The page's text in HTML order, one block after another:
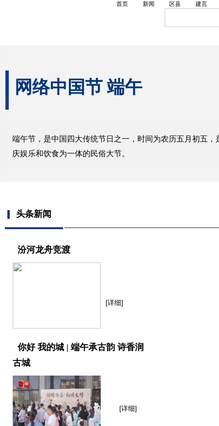
首页 新闻 区县 建言
网络中国节 端午
端午节，是中国四大传统节日之一，时间为农历五月初五
庆娱乐和饮食为一体的民俗大节。
头条新闻
汾河龙舟竞渡
[详细]
你好 我的城 | 端午承古韵 诗香润
古城
[详细]